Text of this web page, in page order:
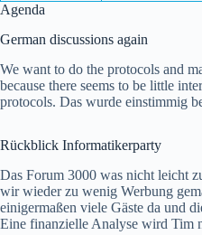
Agenda
German discussions again
We want to do the protocols and
because there seems to be little
protocols. Das wurde einstimmig
Rückblick Informatikerparty
Das Forum 3000 was nicht leicht
wir wieder zu wenig Werbung
einigermaßen viele Gäste da und
Eine finanzielle Analyse wird Tim